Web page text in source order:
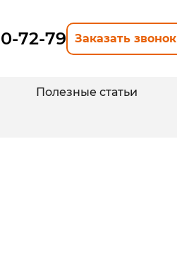
72-79 Заказать звонок
Полезные статьи